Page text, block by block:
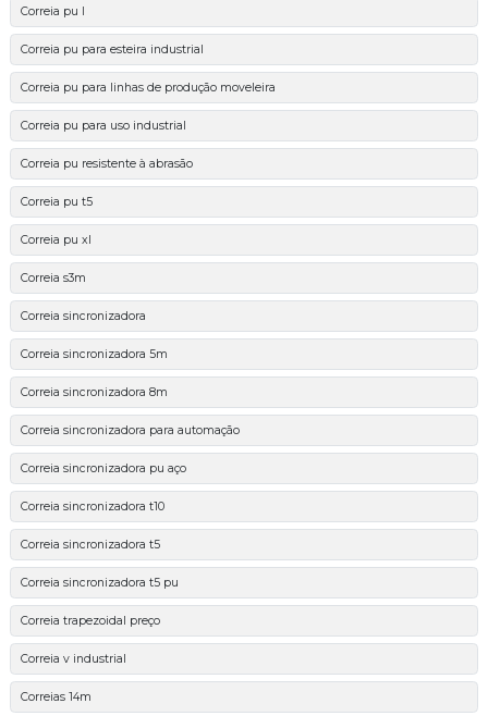
Correia pu l
Correia pu para esteira industrial
Correia pu para linhas de produção moveleira
Correia pu para uso industrial
Correia pu resistente à abrasão
Correia pu t5
Correia pu xl
Correia s3m
Correia sincronizadora
Correia sincronizadora 5m
Correia sincronizadora 8m
Correia sincronizadora para automação
Correia sincronizadora pu aço
Correia sincronizadora t10
Correia sincronizadora t5
Correia sincronizadora t5 pu
Correia trapezoidal preço
Correia v industrial
Correias 14m